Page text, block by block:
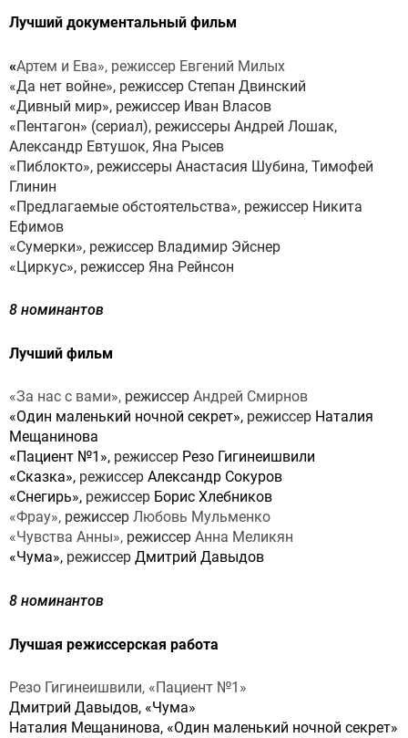
Лучший документальный фильм
«Артем и Ева», режиссер Евгений Милых
«Да нет войне», режиссер Степан Двинский
«Дивный мир», режиссер Иван Власов
«Пентагон» (сериал), режиссеры Андрей Лошак,
Александр Евтушок, Яна Рысев
«Пиблокто», режиссеры Анастасия Шубина, Тимофей
Глинин
«Предлагаемые обстоятельства», режиссер Никита
Ефимов
«Сумерки», режиссер Владимир Эйснер
«Циркус», режиссер Яна Рейнсон
8 номинантов
Лучший фильм
«За нас с вами», режиссер Андрей Смирнов
«Один маленький ночной секрет», режиссер Наталия
Мещанинова
«Пациент №1», режиссер Резо Гигинеишвили
«Сказка», режиссер Александр Сокуров
«Снегирь», режиссер Борис Хлебников
«Фрау», режиссер Любовь Мульменко
«Чувства Анны», режиссер Анна Меликян
«Чума», режиссер Дмитрий Давыдов
8 номинантов
Лучшая режиссерская работа
Резо Гигинеишвили, «Пациент №1»
Дмитрий Давыдов, «Чума»
Наталия Мещанинова, «Один маленький ночной секрет»